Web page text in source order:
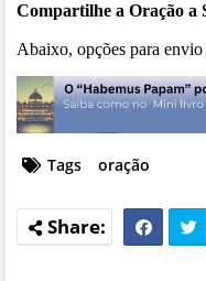
Compartilhe a Oração a
Abaixo, opções para envio
Tags oração